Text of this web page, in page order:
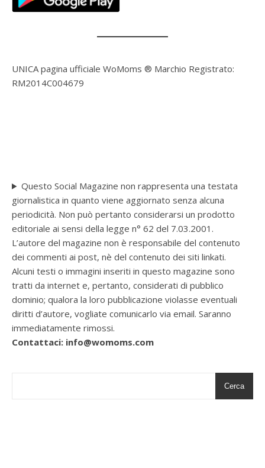
UNICA pagina ufficiale WoMoms ® Marchio Registrato:
RM2014C004679
Questo Social Magazine non rappresenta una testata
giornalistica in quanto viene aggiornato senza alcuna
periodicità. Non può pertanto considerarsi un prodotto
editoriale ai sensi della legge n° 62 del 7.03.2001.
L’autore del magazine non è responsabile del contenuto
dei commenti ai post, nè del contenuto dei siti linkati.
Alcuni testi o immagini inseriti in questo magazine sono
tratti da internet e, pertanto, considerati di pubblico
dominio; qualora la loro pubblicazione violasse eventuali
diritti d’autore, vogliate comunicarlo via email. Saranno
immediatamente rimossi.
Contattaci: info@womoms.com
Cerca